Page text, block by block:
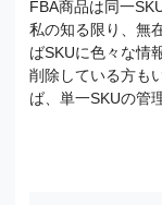
FBA商品は同一
私の知る限り、無
ばSKUに色々な情
削除している方も
ば、単一SKUの管